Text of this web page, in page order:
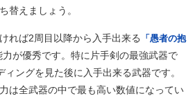
替えましょう。
れば2周目以降から入手出来る 「愚者の抱
力が優秀です。特に片手剣の最強武器で
ングを見た後に入手出来る武器です。
は全武器の中で最も高い数値になってい